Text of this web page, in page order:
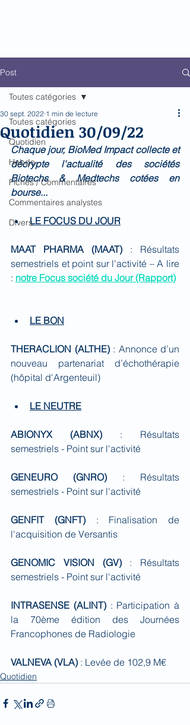
Post
Toutes catégories
Quotidien
Hebdo
Fiches / Commentaires
Commentaires analystes
Divers
Toutes catégories
Quotidien 30/09/22
30 sept. 2022 1 min de lecture
Chaque jour, BioMed Impact collecte et
décrypte l'actualité des sociétés
Biotechs & Medtechs cotées en
bourse...
LE FOCUS DU JOUR
MAAT PHARMA (MAAT) : Résultats
semestriels et point sur l'activité – A lire
: notre Focus société du Jour (Rapport)
LE BON
THERACLION (ALTHE) : Annonce d’un
nouveau partenariat d’échothérapie
(hôpital d'Argenteuil)
LE NEUTRE
ABIONYX (ABNX) : Résultats
semestriels - Point sur l'activité
GENEURO (GNRO) : Résultats
semestriels - Point sur l'activité
GENFIT (GNFT) : Finalisation de
l'acquisition de Versantis
GENOMIC VISION (GV) : Résultats
semestriels - Point sur l'activité
INTRASENSE (ALINT) : Participation à
la 70ème édition des Journées
Francophones de Radiologie
VALNEVA (VLA) : Levée de 102,9 M€
Quotidien